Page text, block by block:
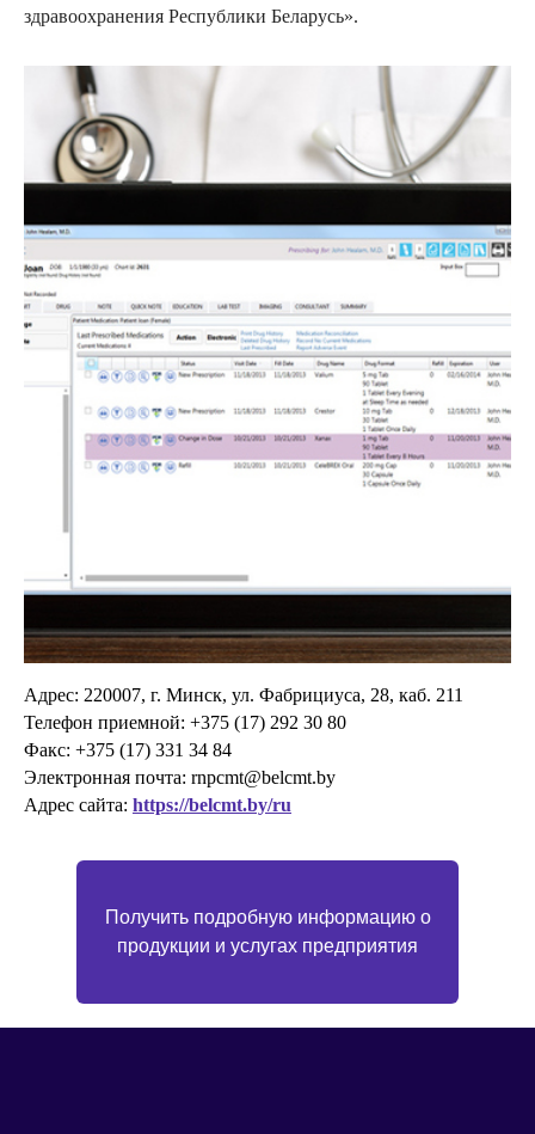
здравоохранения Республики Беларусь».
Адрес: 220007, г. Минск, ул. Фабрициуса, 28, каб. 211
Телефон приемной: +375 (17) 292 30 80
Факс: +375 (17) 331 34 84
Электронная почта: rnpcmt@belcmt.by
Адрес сайта: https://belcmt.by/ru
Получить подробную информацию о
продукции и услугах предприятия